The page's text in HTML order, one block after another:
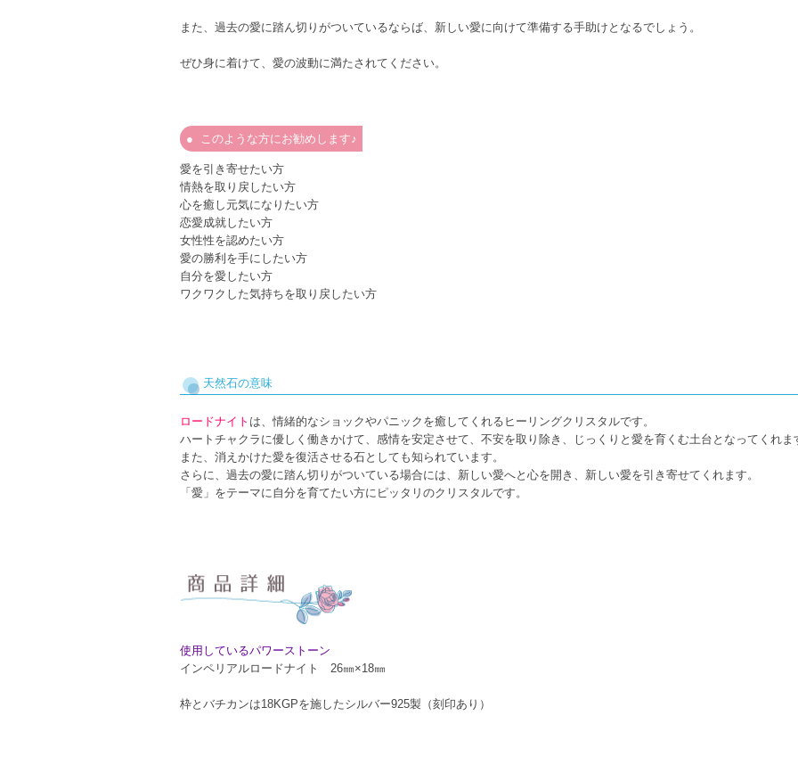
また、過去の愛に踏ん切りがついているならば、新しい愛に向けて準備する手助けとなるでしょう。
ぜひ身に着けて、愛の波動に満たされてください。
このような方にお勧めします♪
愛を引き寄せたい方
情熱を取り戻したい方
心を癒し元気になりたい方
恋愛成就したい方
女性性を認めたい方
愛の勝利を手にしたい方
自分を愛したい方
ワクワクした気持ちを取り戻したい方
天然石の意味
ロードナイト は、情緒的なショックやパニックを癒してくれるヒーリングクリスタルです。
ハートチャクラに優しく働きかけて、感情を安定させて、不安を取り除き、じっくりと愛を育くむ土台となってくれま
また、消えかけた愛を復活させる石としても知られています。
さらに、過去の愛に踏ん切りがついている場合には、新しい愛へと心を開き、新しい愛を引き寄せてくれます。
「愛」をテーマに自分を育てたい方にピッタリのクリスタルです。
使用しているパワーストーン
インペリアルロードナイト 26㎜×18㎜
枠とバチカンは18KGPを施したシルバー925製（刻印あり）